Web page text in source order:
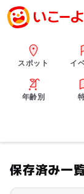
スポット イ
年齢別
保存済み一